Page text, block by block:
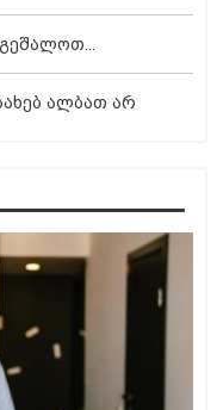
ალბათ არ